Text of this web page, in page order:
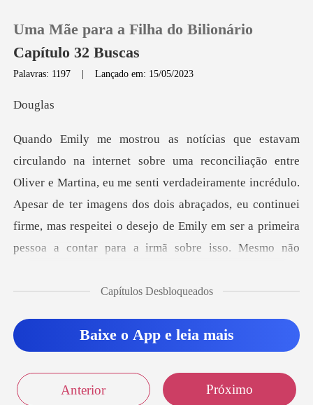
Loja
Histórico
Sair
Uma Mãe para a Filha do Bilionário
Capítulo 32 Buscas
Palavras: 1197 |Lançado em: 15/05/2023
ug
tina, eu me senti verdadeiramente incrédulo.
Apesar de ter imagens dos dois abraçados, eu continuei
firme, mas re
Capítulos Desbloqueados
Baixe o App e leia mais
Anterior Próximo